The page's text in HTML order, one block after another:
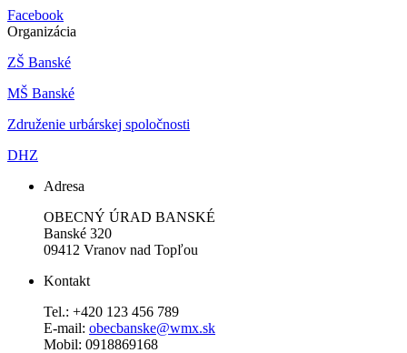
Facebook
Organizácia
ZŠ Banské
MŠ Banské
Združenie urbárskej spoločnosti
DHZ
Adresa
OBECNÝ ÚRAD BANSKÉ
Banské 320
09412 Vranov nad Topľou
Kontakt
Tel.: +420 123 456 789
E-mail: obecbanske@wmx.sk
Mobil: 0918869168